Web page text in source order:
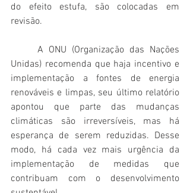
do efeito estufa, são colocadas em
revisão.
Unidas) recomenda que haja incentivo e
implementação a fontes de energia
renováveis e limpas, seu último relatório
apontou que parte das mudanças
climáticas são irreversíveis, mas há
esperança de serem reduzidas. Desse
modo, há cada vez mais urgência da
implementação de medidas que
contribuam com o desenvolvimento